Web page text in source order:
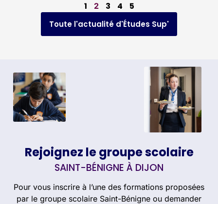
1 2 3 4 5
Toute l'actualité d'Études Sup'
Rejoignez le groupe scolaire
SAINT-BÉNIGNE À DIJON
Pour vous inscrire à l’une des formations proposées
par le groupe scolaire Saint-Bénigne ou demander